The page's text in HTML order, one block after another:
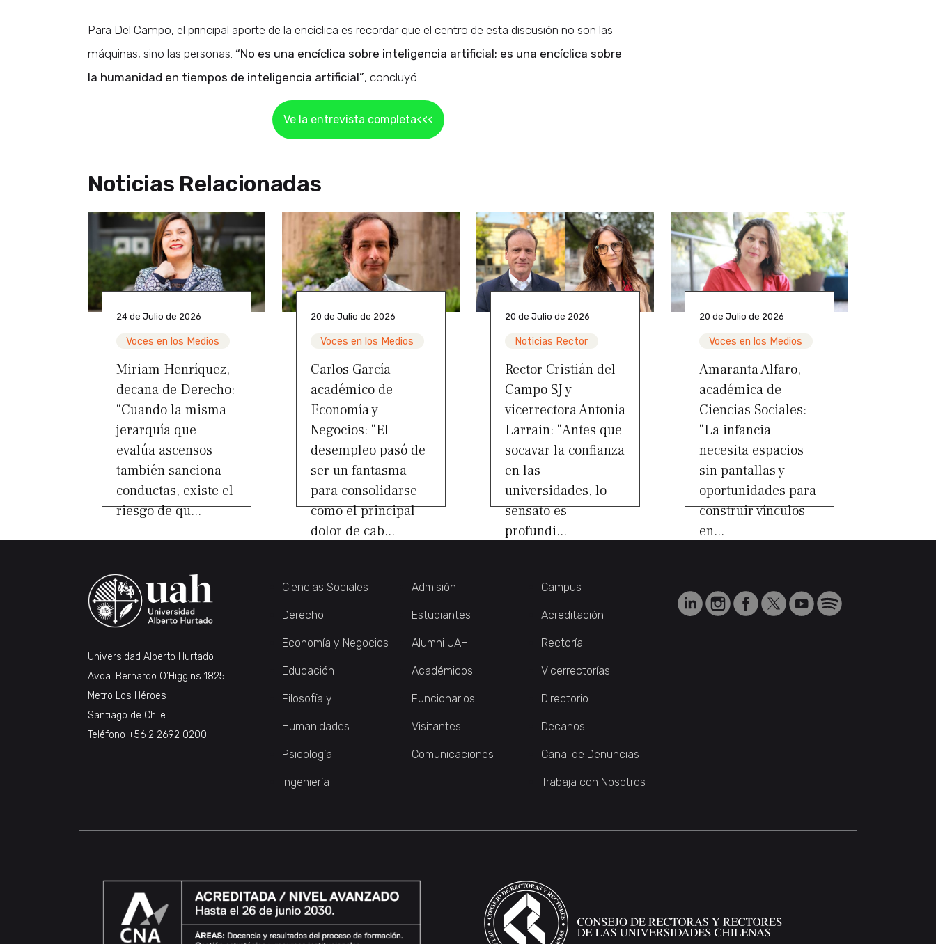
Para Del Campo, el principal aporte de la encíclica es recordar que el centro de esta discusión no son las
máquinas, sino las personas. “No es una encíclica sobre inteligencia artificial; es una encíclica sobre
la humanidad en tiempos de inteligencia artificial”, concluyó.
Ve la entrevista completa<<<
Noticias Relacionadas
24 de Julio de 2026
Voces en los Medios
Miriam Henríquez,
decana de Derecho:
“Cuando la misma
jerarquía que
evalúa ascensos
también sanciona
conductas, existe el
riesgo de qu...
20 de Julio de 2026
Voces en los Medios
Carlos García
académico de
Economía y
Negocios: “El
desempleo pasó de
ser un fantasma
para consolidarse
como el principal
dolor de cab...
20 de Julio de 2026
Noticias Rector
Rector Cristián del
Campo SJ y
vicerrectora Antonia
Larrain: “Antes que
socavar la confianza
en las
universidades, lo
sensato es
profundi...
20 de Julio de 2026
Voces en los Medios
Amaranta Alfaro,
académica de
Ciencias Sociales:
“La infancia
necesita espacios
sin pantallas y
oportunidades para
construir vínculos
en...
Universidad Alberto Hurtado
Avda. Bernardo O’Higgins 1825
Metro Los Héroes
Santiago de Chile
Teléfono +56 2 2692 0200
Ciencias Sociales
Derecho
Economía y Negocios
Educación
Filosofía y
Humanidades
Psicología
Ingeniería
Admisión
Estudiantes
Alumni UAH
Académicos
Funcionarios
Visitantes
Comunicaciones
Campus
Acreditación
Rectoría
Vicerrectorías
Directorio
Decanos
Canal de Denuncias
Trabaja con Nosotros